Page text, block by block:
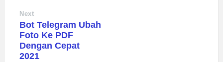
Next
Bot Telegram Ubah
Foto Ke PDF
Dengan Cepat
2021